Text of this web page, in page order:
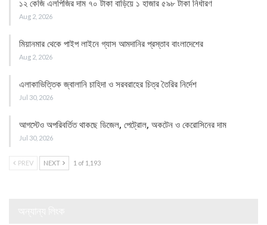
১২ কেজি এলপিজির দাম ৭০ টাকা বাড়িয়ে ১ হাজার ৫৯৮ টাকা নির্ধারণ
Aug 2, 2026
মিয়ানমার থেকে পাইপ লাইনে গ্যাস আমদানির প্রস্তাব বাংলাদেশের
Aug 2, 2026
এলাকাভিত্তিক জ্বালানি চাহিদা ও সরবরাহের চিত্র তৈরির নির্দেশ
Jul 30, 2026
আগস্টেও অপরিবর্তিত থাকছে ডিজেল, পেট্রোল, অকটেন ও কেরোসিনের দাম
Jul 30, 2026
PREV NEXT 1 of 1,193